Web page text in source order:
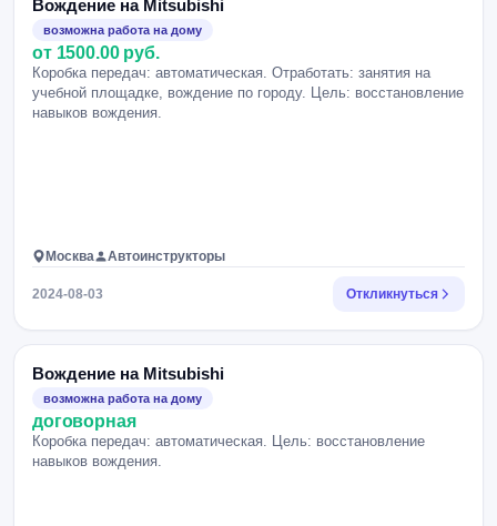
Вождение на Mitsubishi
возможна работа на дому
от 1500.00 руб.
Коробка передач: автоматическая. Отработать: занятия на
учебной площадке, вождение по городу. Цель: восстановление
навыков вождения.
Москва Автоинструкторы
2024-08-03 Откликнуться
Вождение на Mitsubishi
возможна работа на дому
договорная
Коробка передач: автоматическая. Цель: восстановление
навыков вождения.